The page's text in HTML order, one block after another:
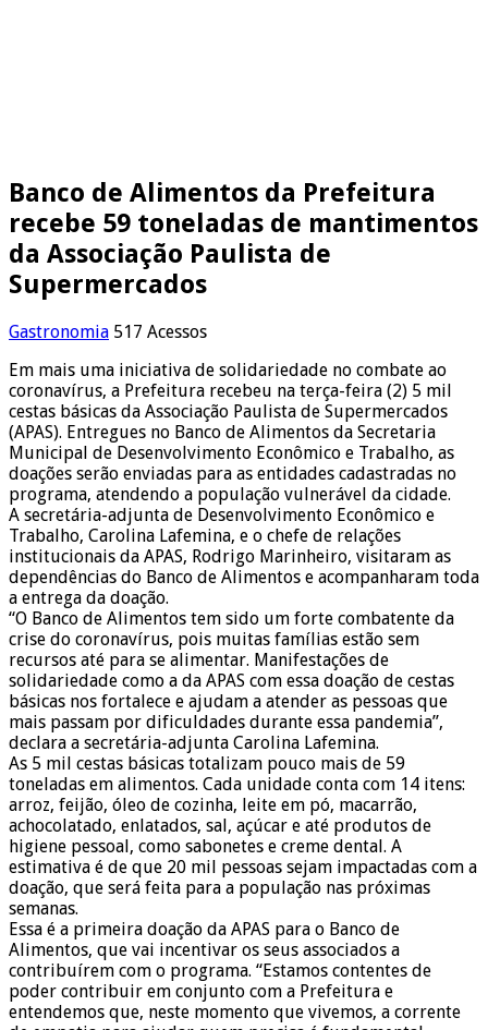
Banco de Alimentos da Prefeitura
recebe 59 toneladas de mantimentos
da Associação Paulista de
Supermercados
Gastronomia 517 Acessos
Em mais uma iniciativa de solidariedade no combate ao
coronavírus, a Prefeitura recebeu na terça-feira (2) 5 mil
cestas básicas da Associação Paulista de Supermercados
(APAS). Entregues no Banco de Alimentos da Secretaria
Municipal de Desenvolvimento Econômico e Trabalho, as
doações serão enviadas para as entidades cadastradas no
programa, atendendo a população vulnerável da cidade.
A secretária-adjunta de Desenvolvimento Econômico e
Trabalho, Carolina Lafemina, e o chefe de relações
institucionais da APAS, Rodrigo Marinheiro, visitaram as
dependências do Banco de Alimentos e acompanharam toda
a entrega da doação.
“O Banco de Alimentos tem sido um forte combatente da
crise do coronavírus, pois muitas famílias estão sem
recursos até para se alimentar. Manifestações de
solidariedade como a da APAS com essa doação de cestas
básicas nos fortalece e ajudam a atender as pessoas que
mais passam por dificuldades durante essa pandemia”,
declara a secretária-adjunta Carolina Lafemina.
As 5 mil cestas básicas totalizam pouco mais de 59
toneladas em alimentos. Cada unidade conta com 14 itens:
arroz, feijão, óleo de cozinha, leite em pó, macarrão,
achocolatado, enlatados, sal, açúcar e até produtos de
higiene pessoal, como sabonetes e creme dental. A
estimativa é de que 20 mil pessoas sejam impactadas com a
doação, que será feita para a população nas próximas
semanas.
Essa é a primeira doação da APAS para o Banco de
Alimentos, que vai incentivar os seus associados a
contribuírem com o programa. “Estamos contentes de
poder contribuir em conjunto com a Prefeitura e
entendemos que, neste momento que vivemos, a corrente